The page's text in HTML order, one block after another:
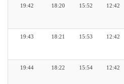
12:42
15:52
18:20
19:42
12:42
15:53
18:21
19:43
12:42
15:54
18:22
19:44